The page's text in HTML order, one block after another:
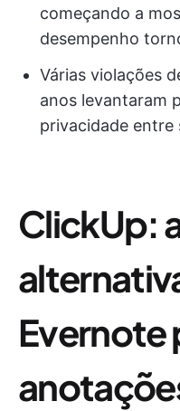
começando a
desempenho
Várias violações
anos levantaram
privacidade entre
ClickUp:
Evernote